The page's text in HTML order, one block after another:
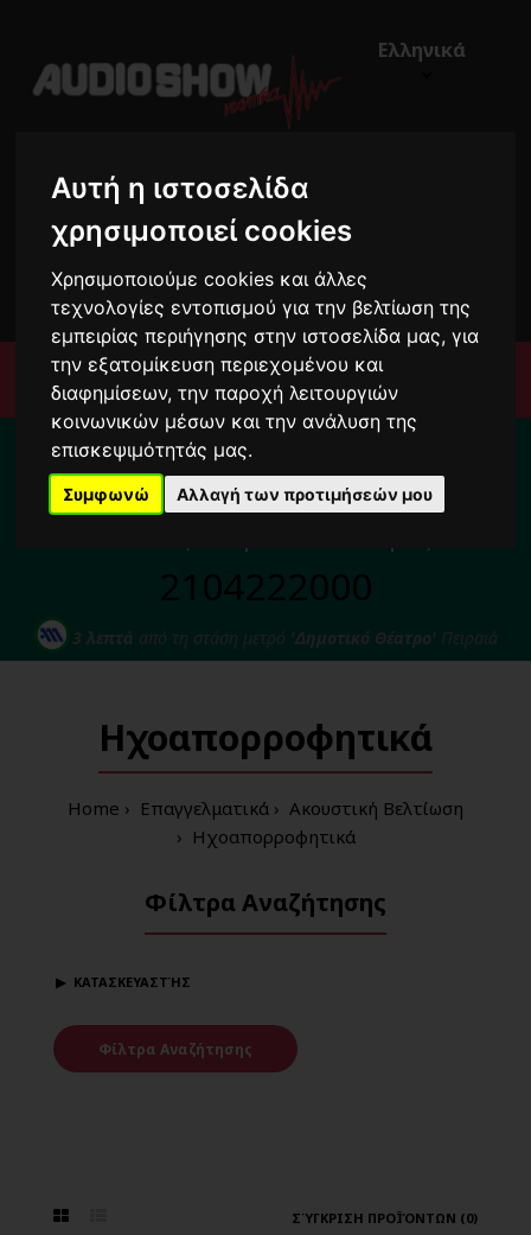
Αυτή η ιστοσελίδα
χρησιμοποιεί cookies
Χρησιμοποιούμε cookies και άλλες
τεχνολογίες εντοπισμού για την βελτίωση της
εμπειρίας περιήγησης στην ιστοσελίδα μας, για
την εξατομίκευση περιεχομένου και
διαφημίσεων, την παροχή λειτουργιών
κοινωνικών μέσων και την ανάλυση της
επισκεψιμότητάς μας.
Συμφωνώ Αλλαγή των προτιμήσεών μου
Ελληνικά
0 €0,00
Μενού
Για το διάστημα από 10/8 ως 24/8 οι
παραγγελίες σας ενδέχεται να
καθυστερήσουν !
3 λεπτά από τη στάση μετρό 'Δημοτικό Θέατρο' Πειραιά
Ηχοαπορροφητικά
Home Επαγγελματικά
Ακουστική Βελτίωση
Ηχοαπορροφητικά
Φίλτρα Αναζήτησης
ΚΑΤΑΣΚΕΥΑΣΤΉΣ
Φίλτρα Αναζήτησης
ΣΎΓΚΡΙΣΗ ΠΡΟΪΌΝΤΩΝ (0)